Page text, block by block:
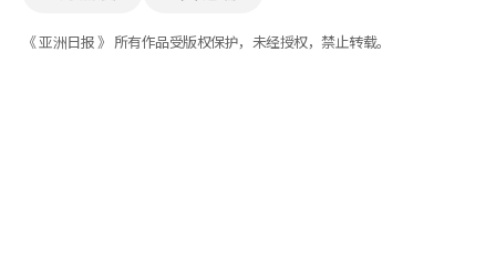
《 亚洲日报 》 所有作品受版权保护，未经授权，禁止转载。